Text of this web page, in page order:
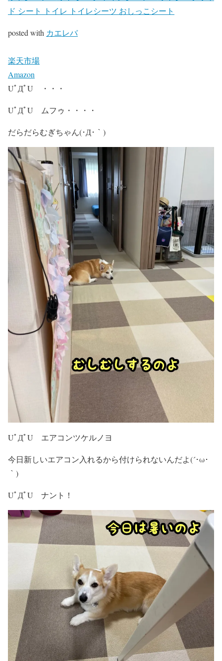
ド シート トイレ トイレシーツ おしっこシート
posted with カエレバ
楽天市場
Amazon
UﾟДﾟU ・・・
UﾟДﾟU ムフゥ・・・・
だらだらむぎちゃん(･Д･｀)
UﾟДﾟU エアコンツケルノヨ
今日新しいエアコン入れるから付けられないんだよ(´･ω･
｀)
UﾟДﾟU ナント！